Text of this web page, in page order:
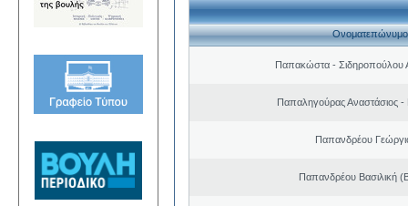
Ονοματεπώνυμο
Παπακώστα - Σιδηροπούλου
Παπαληγούρας Αναστάσιος -
Παπανδρέου
Παπανδρέου Βασιλική